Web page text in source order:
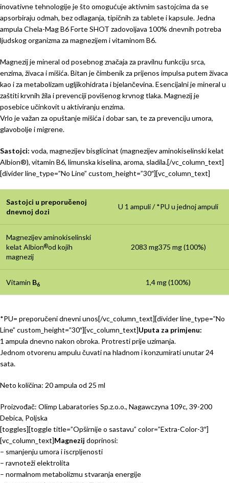
inovativne tehnologije je što omogućuje aktivnim sastojcima da se
apsorbiraju odmah, bez odlaganja, tipičnih za tablete i kapsule. Jedna
ampula Chela-Mag B6 Forte SHOT zadovoljava 100% dnevnih potreba
ljudskog organizma za magnezijem i vitaminom B6.
Magnezij je mineral od posebnog značaja za pravilnu funkciju srca,
enzima, živaca i mišića. Bitan je čimbenik za prijenos impulsa putem živaca
kao i za metabolizam ugljikohidrata i bjelančevina. Esencijalni je mineral u
zaštiti krvnih žila i prevenciji povišenog krvnog tlaka. Magnezij je
posebice učinkovit u aktiviranju enzima.
Vrlo je važan za opuštanje mišića i dobar san, te za prevenciju umora,
glavobolje i migrene.
Sastojci: voda, magnezijev bisglicinat (magnezijev aminokiselinski kelat
Albion®), vitamin B6, limunska kiselina, aroma, sladila.[/vc_column_text]
[divider line_type=”No Line” custom_height=”30″][vc_column_text]
Sastojci u preporučenoj
dnevnoj dozi
U 1 ampuli / *PU u jednoj ampuli
Magnezijev aminokiselinski
kelat Albion®od kojih
magnezij
2083 mg375 mg (100%)
Vitamin B6 1,4 mg (100%)
*PU= preporučeni dnevni unos[/vc_column_text][divider line_type=”No
Line” custom_height=”30″][vc_column_text]Uputa za primjenu:
1 ampula dnevno nakon obroka. Protresti prije uzimanja.
Jednom otvorenu ampulu čuvati na hladnom i konzumirati unutar 24
sata.
Neto količina: 20 ampula od 25 ml
Proizvođač: Olimp Labaratories Sp.z.o.o., Nagawczyna 109c, 39-200
Debica, Poljska
[toggles][toggle title=”Opširnije o sastavu” color=”Extra-Color-3″]
[vc_column_text]Magnezij doprinosi:
– smanjenju umora i iscrpljenosti
– ravnoteži elektrolita
– normalnom metabolizmu stvaranja energije